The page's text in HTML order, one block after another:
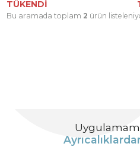
TÜKENDİ
Bu aramada toplam 2 ürün